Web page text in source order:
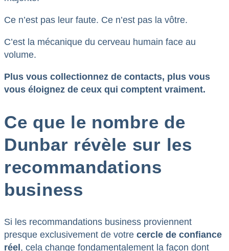
Ce n’est pas leur faute. Ce n’est pas la vôtre.
C’est la mécanique du cerveau humain face au
volume.
Plus vous collectionnez de contacts, plus vous
vous éloignez de ceux qui comptent vraiment.
Ce que le nombre de
Dunbar révèle sur les
recommandations
business
Si les recommandations business proviennent
presque exclusivement de votre cercle de confiance
réel, cela change fondamentalement la façon dont